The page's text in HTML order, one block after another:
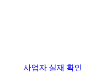
사업자 실재 확인